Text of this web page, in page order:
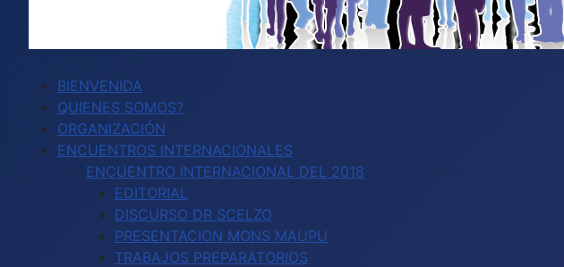
BIENVENIDA
QUIENES SOMOS?
ORGANIZACIÓN
ENCUENTROS INTERNACIONALES
ENCUENTRO INTERNACIONAL DEL 2018
EDITORIAL
DISCURSO DR SCELZO
PRESENTACION MONS MAUPU
TRABAJOS PREPARATORIOS